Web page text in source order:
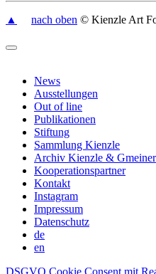
▲ nach oben © Kienzle Art
News
Ausstellungen
Out of line
Publikationen
Stiftung
Sammlung Kienzle
Archiv Kienzle & Gmeiner
Kooperationspartner
Kontakt
Instagram
Impressum
Datenschutz
de
en
DSGVO Cookie Consent mit